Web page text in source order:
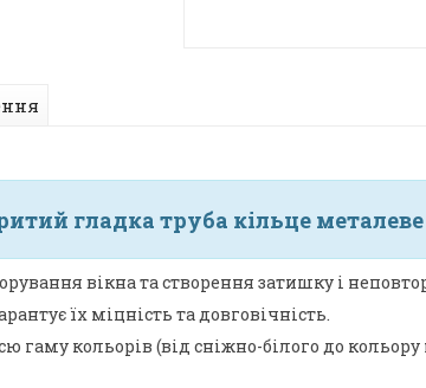
гладка труба кільце
вікна та створення затишку і
їх міцність та довговічність.
кольорів (від сніжно-білого до кольору